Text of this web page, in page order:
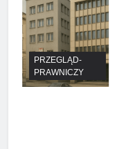
PRZEGLĄD-
PRAWNICZY